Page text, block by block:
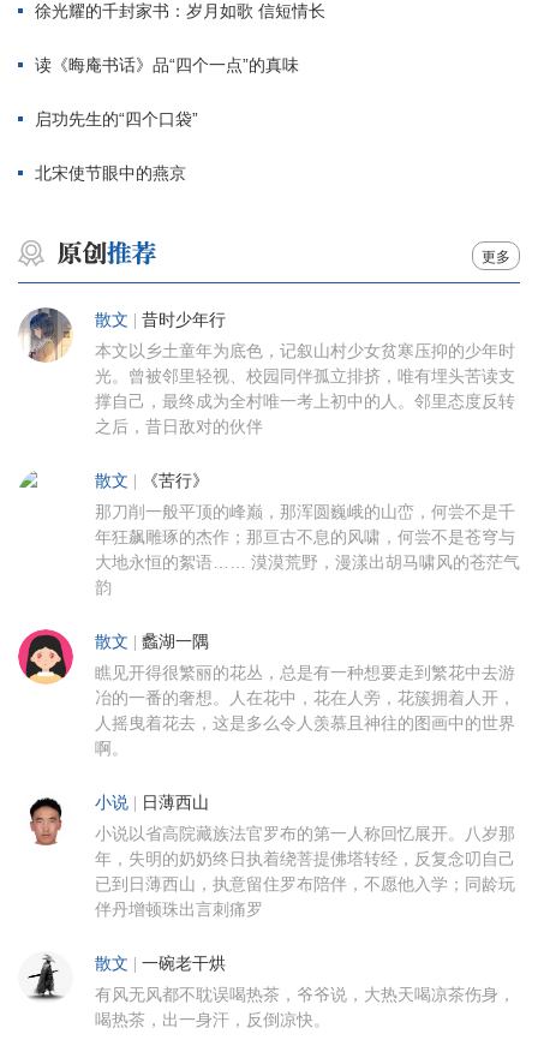
徐光耀的千封家书：岁月如歌 信短情长
读《晦庵书话》品“四个一点”的真味
启功先生的“四个口袋”
北宋使节眼中的燕京
更多
散文 昔时少年行
本文以乡土童年为底色，记叙山村少女贫寒压抑的少年时
光。曾被邻里轻视、校园同伴孤立排挤，唯有埋头苦读支
撑自己，最终成为全村唯一考上初中的人。邻里态度反转
之后，昔日敌对的伙伴
散文 《苦行》
那刀削一般平顶的峰巅，那浑圆巍峨的山峦，何尝不是千
年狂飙雕琢的杰作；那亘古不息的风啸，何尝不是苍穹与
大地永恒的絮语…… 漠漠荒野，漫漾出胡马啸风的苍茫气
韵
散文 蠡湖一隅
瞧见开得很繁丽的花丛，总是有一种想要走到繁花中去游
冶的一番的奢想。人在花中，花在人旁，花簇拥着人开，
人摇曳着花去，这是多么令人羡慕且神往的图画中的世界
啊。
小说 日薄西山
小说以省高院藏族法官罗布的第一人称回忆展开。八岁那
年，失明的奶奶终日执着绕菩提佛塔转经，反复念叨自己
已到日薄西山，执意留住罗布陪伴，不愿他入学；同龄玩
伴丹增顿珠出言刺痛罗
散文 一碗老干烘
有风无风都不耽误喝热茶，爷爷说，大热天喝凉茶伤身，
喝热茶，出一身汗，反倒凉快。